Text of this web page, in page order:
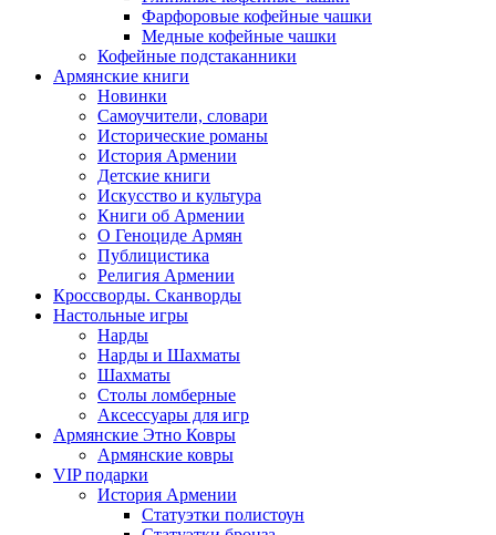
Фарфоровые кофейные чашки
Медные кофейные чашки
Кофейные подстаканники
Армянские книги
Новинки
Самоучители, словари
Исторические романы
История Армении
Детские книги
Иcкусство и культура
Книги об Армении
О Геноциде Армян
Публицистика
Религия Армении
Кроссворды. Сканворды
Настольные игры
Нарды
Нарды и Шахматы
Шахматы
Столы ломберные
Аксессуары для игр
Армянские Этно Ковры
Армянские ковры
VIP подарки
История Армении
Статуэтки полистоун